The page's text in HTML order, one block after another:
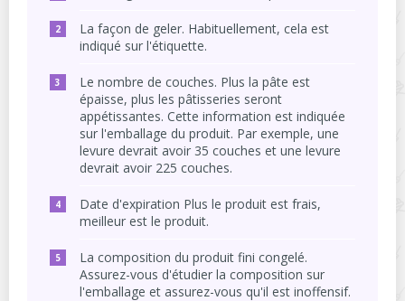
La façon de geler. Habituellement, cela est
indiqué sur l'étiquette.
Le nombre de couches. Plus la pâte est
épaisse, plus les pâtisseries seront
appétissantes. Cette information est indiquée
sur l'emballage du produit. Par exemple, une
levure devrait avoir 35 couches et une levure
devrait avoir 225 couches.
Date d'expiration Plus le produit est frais,
meilleur est le produit.
La composition du produit fini congelé.
Assurez-vous d'étudier la composition sur
l'emballage et assurez-vous qu'il est inoffensif.